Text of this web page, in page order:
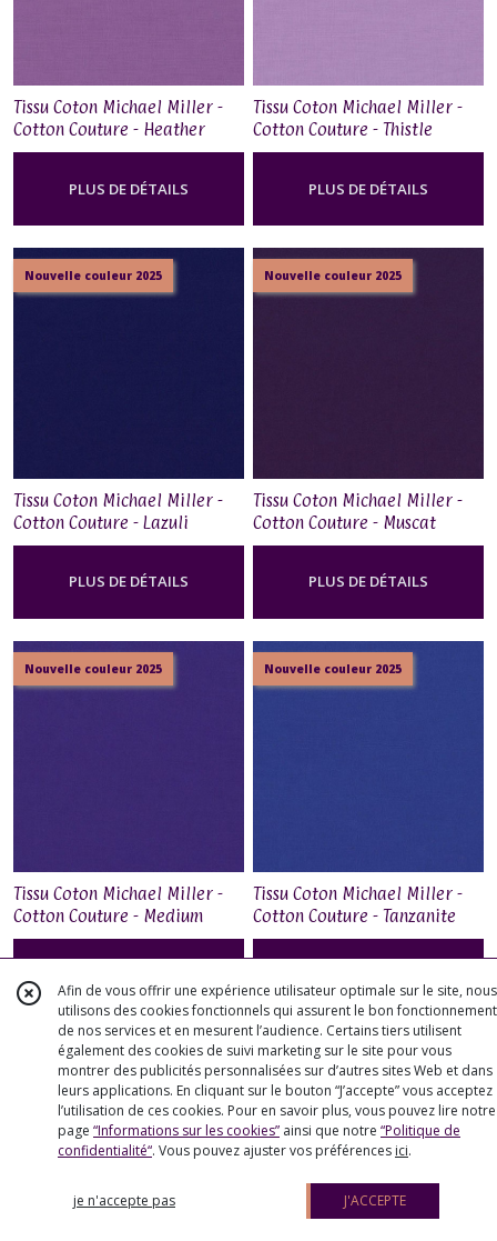
Tissu Coton Michael Miller -
Cotton Couture - Heather
PLUS DE DÉTAILS
Tissu Coton Michael Miller -
Cotton Couture - Thistle
PLUS DE DÉTAILS
Nouvelle couleur 2025
Tissu Coton Michael Miller -
Cotton Couture - Lazuli
PLUS DE DÉTAILS
Nouvelle couleur 2025
Tissu Coton Michael Miller -
Cotton Couture - Muscat
PLUS DE DÉTAILS
Nouvelle couleur 2025
Tissu Coton Michael Miller -
Cotton Couture - Medium
Purple
Nouvelle couleur 2025
Tissu Coton Michael Miller -
Cotton Couture - Tanzanite
Afin de vous offrir une expérience utilisateur optimale sur le site, nous
utilisons des cookies fonctionnels qui assurent le bon fonctionnement
de nos services et en mesurent l’audience. Certains tiers utilisent
également des cookies de suivi marketing sur le site pour vous
montrer des publicités personnalisées sur d’autres sites Web et dans
leurs applications. En cliquant sur le bouton “J’accepte” vous acceptez
l’utilisation de ces cookies. Pour en savoir plus, vous pouvez lire notre
page “Informations sur les cookies” ainsi que notre “Politique de
confidentialité“. Vous pouvez ajuster vos préférences ici.
je n'accepte pas J'ACCEPTE